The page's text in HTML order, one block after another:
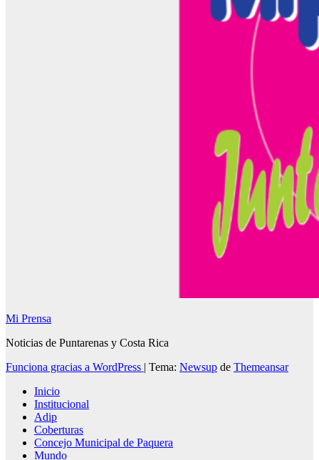
Mi Prensa
Noticias de Puntarenas y Costa Rica
Funciona gracias a WordPress | Tema: Newsup de Themeansar
Inicio
Institucional
Adip
Coberturas
Concejo Municipal de Paquera
Mundo